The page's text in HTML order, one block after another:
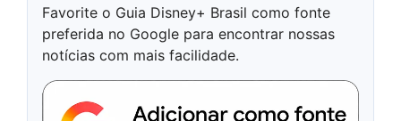
Favorite o Guia Disney+ Brasil como fonte
preferida no Google para encontrar nossas
notícias com mais facilidade.